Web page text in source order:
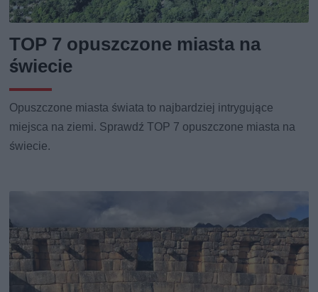
TOP 7 opuszczone miasta na
świecie
Opuszczone miasta świata to najbardziej intrygujące
miejsca na ziemi. Sprawdź TOP 7 opuszczone miasta na
świecie.